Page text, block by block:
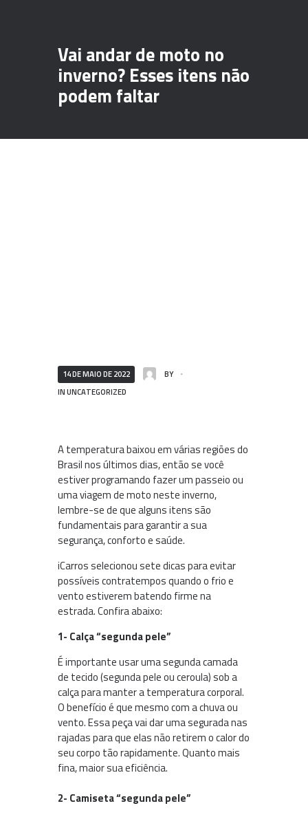
Vai andar de moto no
inverno? Esses itens não
podem faltar
14 DE MAIO DE 2022
BY
INUNCATEGORIZED
A temperatura baixou em várias regiões do
Brasil nos últimos dias, então se você
estiver programando fazer um passeio ou
uma viagem de moto neste inverno,
lembre-se de que alguns itens são
fundamentais para garantir a sua
segurança, conforto e saúde.
iCarros selecionou sete dicas para evitar
possíveis contratempos quando o frio e
vento estiverem batendo firme na
estrada. Confira abaixo:
1- Calça “segunda pele”
É importante usar uma segunda camada
de tecido (segunda pele ou ceroula) sob a
calça para manter a temperatura corporal.
O benefício é que mesmo com a chuva ou
vento. Essa peça vai dar uma segurada nas
rajadas para que elas não retirem o calor do
seu corpo tão rapidamente. Quanto mais
fina, maior sua eficiência.
2- Camiseta “segunda pele”